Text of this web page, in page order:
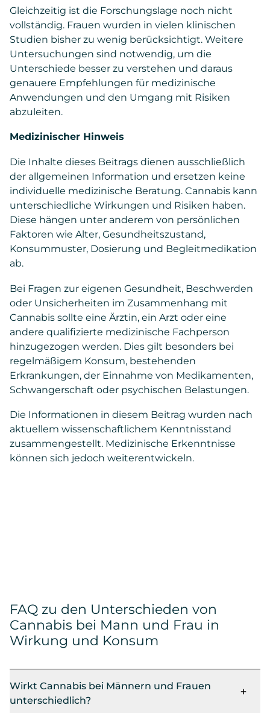
Gleichzeitig ist die Forschungslage noch nicht
vollständig. Frauen wurden in vielen klinischen
Studien bisher zu wenig berücksichtigt. Weitere
Untersuchungen sind notwendig, um die
Unterschiede besser zu verstehen und daraus
genauere Empfehlungen für medizinische
Anwendungen und den Umgang mit Risiken
abzuleiten.
Medizinischer Hinweis
Die Inhalte dieses Beitrags dienen ausschließlich
der allgemeinen Information und ersetzen keine
individuelle medizinische Beratung. Cannabis kann
unterschiedliche Wirkungen und Risiken haben.
Diese hängen unter anderem von persönlichen
Faktoren wie Alter, Gesundheitszustand,
Konsummuster, Dosierung und Begleitmedikation
ab.
Bei Fragen zur eigenen Gesundheit, Beschwerden
oder Unsicherheiten im Zusammenhang mit
Cannabis sollte eine Ärztin, ein Arzt oder eine
andere qualifizierte medizinische Fachperson
hinzugezogen werden. Dies gilt besonders bei
regelmäßigem Konsum, bestehenden
Erkrankungen, der Einnahme von Medikamenten,
Schwangerschaft oder psychischen Belastungen.
Die Informationen in diesem Beitrag wurden nach
aktuellem wissenschaftlichem Kenntnisstand
zusammengestellt. Medizinische Erkenntnisse
können sich jedoch weiterentwickeln.
FAQ zu den Unterschieden von
Cannabis bei Mann und Frau in
Wirkung und Konsum
Wirkt Cannabis bei Männern und Frauen
unterschiedlich?